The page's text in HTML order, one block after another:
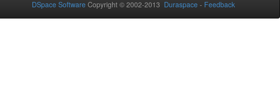
DSpace Software Copyright © 2002-2013 Duraspace - Feedback